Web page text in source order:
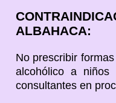
ALBAHACA:
No prescribir
alcohólico a
consultantes en